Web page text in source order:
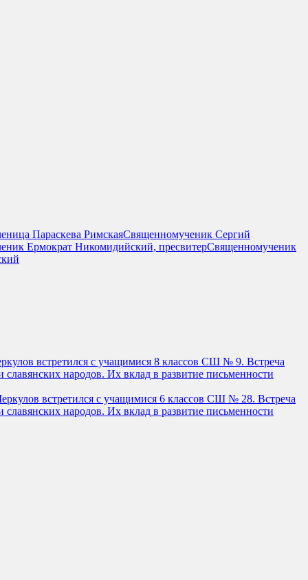
Параскева РимскаяСвященномученик Сергий
Ермократ Никомидийский, пресвитерСвященномученик
встретился с учащимися 8 классов СШ № 9. Встреча
народов. Их вклад в развитие письменности
встретился с учащимися 6 классов СШ № 28. Встреча
народов. Их вклад в развитие письменности